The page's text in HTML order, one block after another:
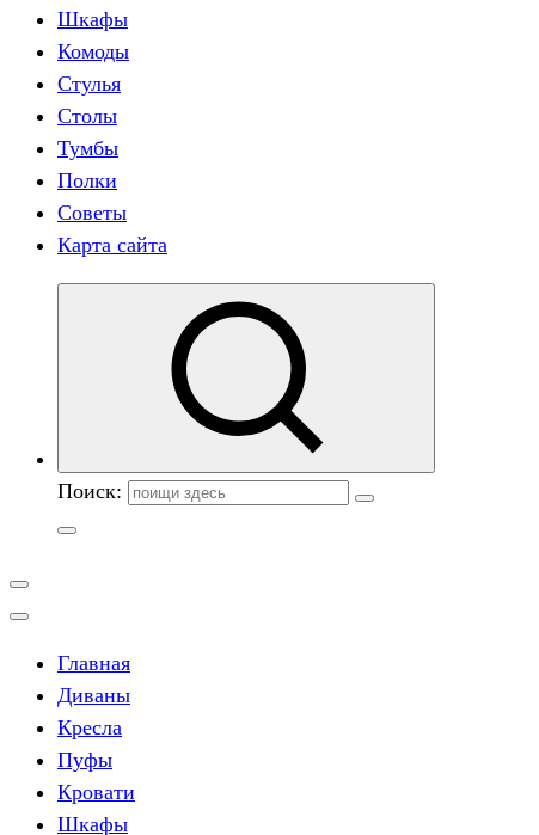
Шкафы
Комоды
Стулья
Столы
Тумбы
Полки
Советы
Карта сайта
Поиск:
Главная
Диваны
Кресла
Пуфы
Кровати
Шкафы